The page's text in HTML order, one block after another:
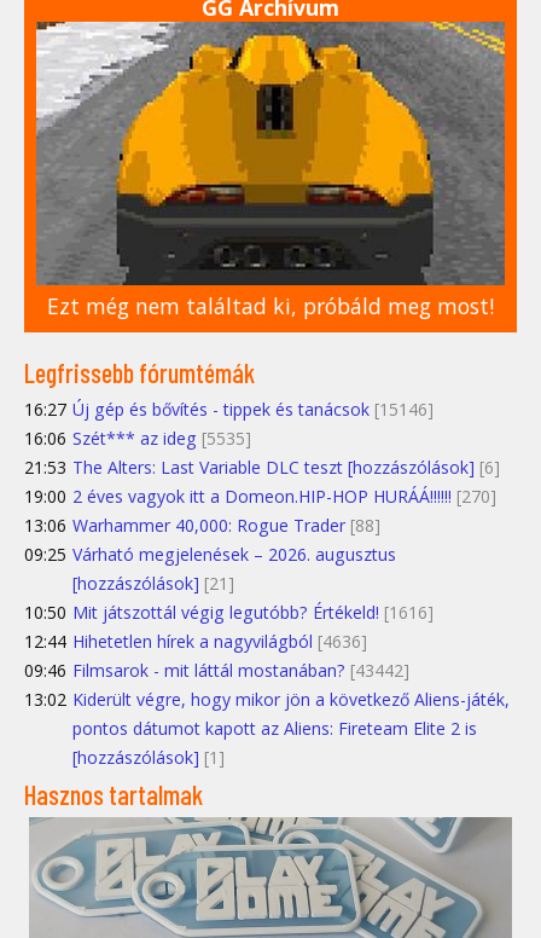
GG Archívum
Ezt még nem találtad ki, próbáld meg most!
Legfrissebb fórumtémák
16:27 Új gép és bővítés - tippek és tanácsok [15146]
16:06 Szét*** az ideg [5535]
21:53 The Alters: Last Variable DLC teszt [hozzászólások] [6]
19:00 2 éves vagyok itt a Domeon.HIP-HOP HURÁÁ!!!!!! [270]
13:06 Warhammer 40,000: Rogue Trader [88]
09:25 Várható megjelenések – 2026. augusztus
[hozzászólások] [21]
10:50 Mit játszottál végig legutóbb? Értékeld! [1616]
12:44 Hihetetlen hírek a nagyvilágból [4636]
09:46 Filmsarok - mit láttál mostanában? [43442]
13:02 Kiderült végre, hogy mikor jön a következő Aliens-játék,
pontos dátumot kapott az Aliens: Fireteam Elite 2 is
[hozzászólások] [1]
Hasznos tartalmak